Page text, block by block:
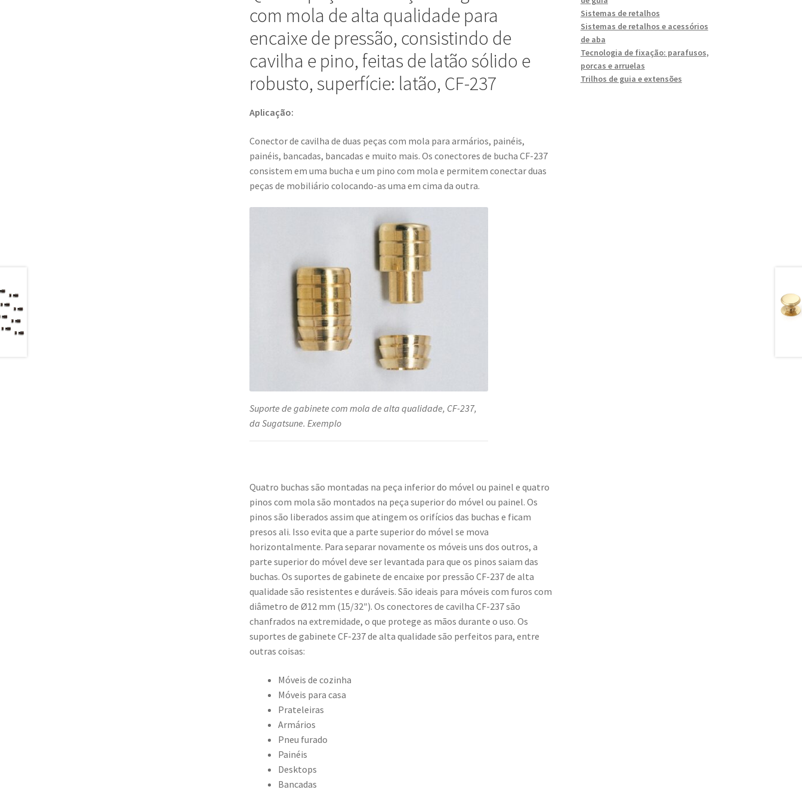
mola
para
armários,
painéis,
bancadas,
bancadas
da
Sugatsune
/
LAMP®
com mola de alta qualidade para
encaixe de pressão, consistindo de
cavilha e pino, feitas de latão sólido e
robusto, superfície: latão, CF-237
Aplicação:
Conector de cavilha de duas peças com mola para armários, painéis,
painéis, bancadas, bancadas e muito mais. Os conectores de bucha CF-237
consistem em uma bucha e um pino com mola e permitem conectar duas
peças de mobiliário colocando-as uma em cima da outra.
Suporte de gabinete com mola de alta qualidade, CF-237,
da Sugatsune. Exemplo
Quatro buchas são montadas na peça inferior do móvel ou painel e quatro
pinos com mola são montados na peça superior do móvel ou painel. Os
pinos são liberados assim que atingem os orifícios das buchas e ficam
presos ali. Isso evita que a parte superior do móvel se mova
horizontalmente. Para separar novamente os móveis uns dos outros, a
parte superior do móvel deve ser levantada para que os pinos saiam das
buchas. Os suportes de gabinete de encaixe por pressão CF-237 de alta
qualidade são resistentes e duráveis. São ideais para móveis com furos com
diâmetro de Ø12 mm (15/32″). Os conectores de cavilha CF-237 são
chanfrados na extremidade, o que protege as mãos durante o uso. Os
suportes de gabinete CF-237 de alta qualidade são perfeitos para, entre
outras coisas:
Móveis de cozinha
Móveis para casa
Prateleiras
Armários
Pneu furado
Painéis
Desktops
Bancadas
Sistemas de retalhos
Sistemas de retalhos e acessórios
de aba
Tecnologia de fixação: parafusos,
porcas e arruelas
Trilhos de guia e extensões